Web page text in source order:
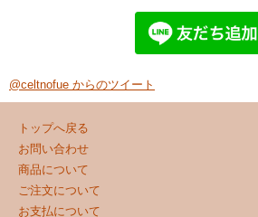
@celtnofue からのツイート
トップへ戻る
お問い合わせ
商品について
ご注文について
お支払について